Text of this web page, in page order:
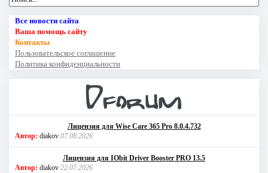
Все новости сайта
Ваша помощь сайту
Контакты
Пользовательское соглашение
Политика конфиденциальности
Лицензия для Wise Care 365 Pro 8.0.4.732
Автор: diakov 07.08.2026
Лицензия для IObit Driver Booster PRO 13.5
Автор: diakov 22.07.2026